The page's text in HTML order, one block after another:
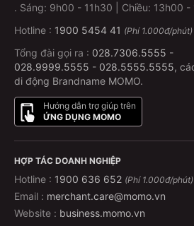
. Sáng: 9h00 - 11h30 | Chiều: 13h00 -
Hotline : 1900 5454 41 (Phí 1.000đ/phút)
Tổng đài gọi ra : 028.7306.5555 -
028.9999.5555 - 028.5555.5555,
di động Brandname MOMO.
Hướng dẫn trợ giúp trên
ỨNG DỤNG MOMO
HỢP TÁC DOANH NGHIỆP
Hotline : 1900 636 652 (Phí 1.000đ/phút)
Email : merchant.care@momo.vn
Website : business.momo.vn